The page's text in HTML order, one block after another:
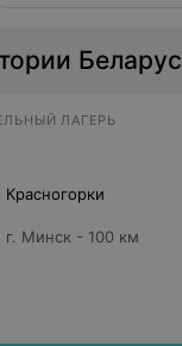
ЛАГЕРЬ
г. Минск - 100 км